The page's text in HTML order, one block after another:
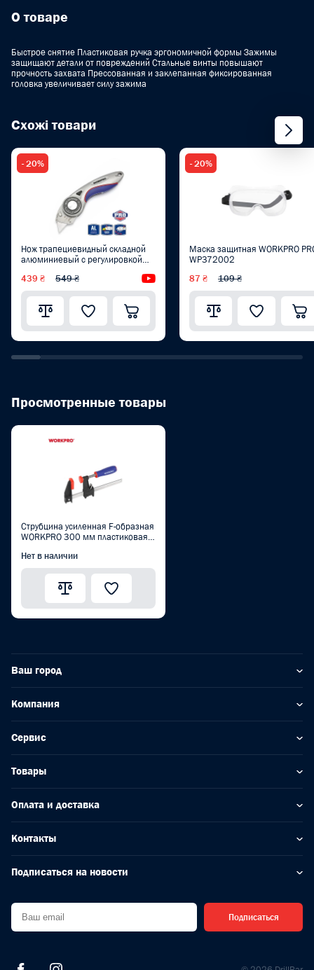
О товаре
Быстрое снятие Пластиковая ручка эргономичной формы Зажимы
защищают детали от повреждений Стальные винты повышают
прочность захвата Прессованная и заклепанная фиксированная
головка увеличивает силу зажима
Схожі товари
- 20%
Нож трапециевидный складной
алюминиевый с регулировкой
WP211013
439 ₴ 549 ₴ Видеообзор
- 20%
Маска защитная WORKPRO
WP372002
87 ₴ 109 ₴
Просмотренные товары
Струбцина усиленная F-образная
WORKPRO 300 мм пластиковая
Нет в наличии
Ваш город
Компания
Сервис
Товары
Оплата и доставка
Контакты
Подписаться на новости
Подписаться